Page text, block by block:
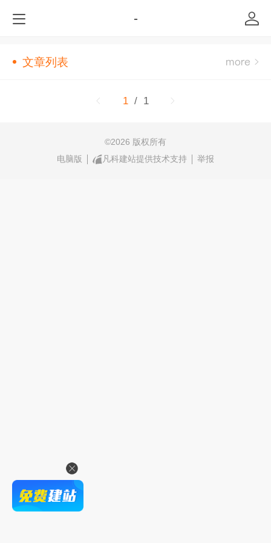
-
文章列表
1 / 1
©2026 版权所有
电脑版
凡科建站提供技术支持 举报